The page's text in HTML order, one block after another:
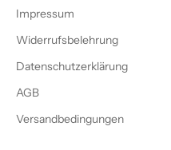
Impressum
Widerrufsbelehrung
Datenschutzerklärung
AGB
Versandbedingungen